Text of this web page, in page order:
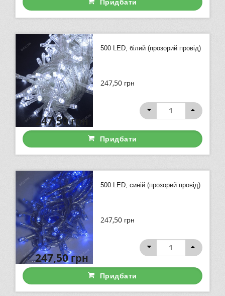
500 LED, білий (прозорий провід)
247,50 грн
247,50грн
Придбати
500 LED, синій (прозорий провід)
247,50 грн
247,50грн
Придбати